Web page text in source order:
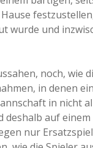
wurde und
noch, wie
in denen
in nicht
auf
nur